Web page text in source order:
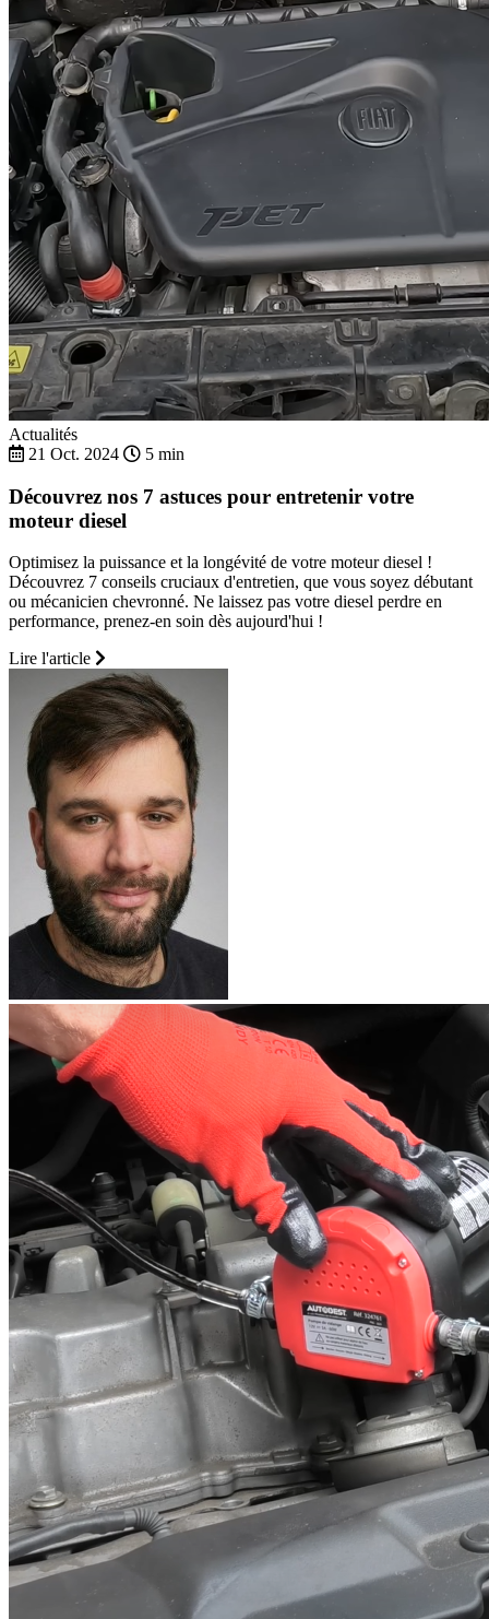
Actualités
21 Oct. 2024
5 min
Découvrez nos 7 astuces pour entretenir votre
moteur diesel
Optimisez la puissance et la longévité de votre moteur diesel !
Découvrez 7 conseils cruciaux d'entretien, que vous soyez débutant
ou mécanicien chevronné. Ne laissez pas votre diesel perdre en
performance, prenez-en soin dès aujourd'hui !
Lire l'article